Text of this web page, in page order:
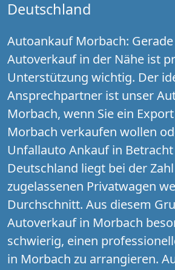
Deutschland
Autoankauf Morbach:
Autoverkauf in der Nähe ist
Unterstützung wichtig. Der
Ansprechpartner ist unser
Morbach, wenn Sie ein
Morbach verkaufen wollen
Unfallauto Ankauf in Betracht
Deutschland liegt bei der
zugelassenen Privatwagen
Durchschnitt. Aus diesem
Autoverkauf in Morbach
schwierig, einen
in Morbach zu arrangieren.